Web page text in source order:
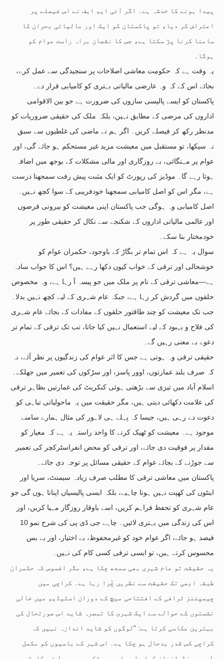
پیدا ہونے کا خدشہ ہے۔ اگر آئی ایم ایف نے اس فیصلے پر
اعتراض کر دیا، تو پاکستان کو ایک اور مالیاتی بحران کا
سامنا کرنا پڑ سکتا ہے، جس کا نقصان براہ راست عوام کو
ہوگا۔
یہ وقت ہے کہ حکومت معاشی اصلاحات پر سنجیدگی سے عمل کرے،
بجائے اس کے کہ وہ عارضی مالیاتی بہتری کو کامیابی قرار دے۔
پاکستان کو ایسے پالیسی سازوں کی ضرورت ہے جو بین الاقوامی
اداروں کی مرضی کے مطابق نہیں، بلکہ ملک کی حقیقی ضروریات کو
مدنظر رکھ کر فیصلے کریں۔ اگر ہم نے ماضی کی غلطیوں سے سبق
نہ سیکھا، تو مستقبل میں معیشت مزید غیر مستحکم ہو جائے گی، اور
عوام پر مہنگائی، بے روزگاری اور مالی مشکلات کے بوجھ میں اضافہ
ہوتا رہے گا۔ موڈیز کی رپورٹ کو ایک مثبت پیش رفت سمجھنا درست
ہے، مگر اس کو اصل کامیابی سمجھنا خودفریبی کے سوا کچھ نہیں۔
اصل کامیابی وہ ہوگی جب پاکستان اپنی معیشت کو بیرونی قرضوں
اور عالمی مالیاتی اداروں کے شکنجے سے نکال کر حقیقی طور پر
خودمختار بنا سکے۔
سوال یہ ہے کہ اس تمام تر بگاڑ کے باوجود، حکمران عوام کو
خوشحالی اور ترقی کے خواب کیوں دکھا رہے ہیں؟ اس کا جواب سادہ
ہے—معاشی ترقی کے نام پر ملک میں جو پیسہ آ رہا ہے، وہ مخصوص
حلقوں میں گردش کر رہا ہے، جبکہ عام شہری کے لیے کچھ نہیں بدلا۔
جب تک معیشت کو چند طاقتور حلقوں کے مفادات کے بجائے عام شہری
کی فلاح و بہبود کے لیے استعمال نہیں کیا جاتا، تب تک ترقی کے تمام تر
دعوے بے معنی رہیں گے۔
حقیقی ترقی وہ ہوتی ہے جس کا اثر عوام کی زندگیوں پر نظر آئے، نہ
کہ صرف بلند عمارتوں، اوور پاسز، اور سڑکوں کی تعمیر میں جھلکے۔
اسلام آباد میں تیزی سے بڑھتی ہوئی کنکریٹ کی عمارتیں بظاہر ترقی
کی علامت دکھائی دیتی ہیں، مگر حقیقت میں یہ ماحولیاتی تباہی کو
دعوت دے رہی ہیں، جیسا کہ پہلے ہی لاہور کی مثال ہمارے سامنے
موجود ہے۔ معیشت کو ٹھیک کرنے کا واحد راستہ یہ ہے کہ معیار کو
مقدار پر فوقیت دی جائے، اور ترقی کو محض انفراسٹرکچر کی تعمیر
سے جوڑنے کے بجائے عوام کے حقیقی مسائل پر توجہ دی جائے۔
پاکستان میں معاشی ترقی کا مطلب صرف زیادہ سیمنٹ، سریا اور
اینٹوں کی کھپت نہیں ہونا چاہیے، بلکہ ایسی پالیسیاں اپنانا ہوں گی جو
عام شہری کو تحفظ فراہم کریں، اسے باوقار روزگار مہیا کریں، اور
اس کی زندگی میں بہتری لائیں۔ چاہے جی ڈی پی کی شرح نمو 10
فیصد ہو جائے، اگر عوام خود کو غیرمحفوظ، بے اختیار، اور بے بس
محسوس کرتے ہیں، تو ایسی ترقی کسی کام کی نہیں۔
یہ حقیقت تو عام شہری بھی سمجھ چکا ہے، مگر افسوس کہ حکمران
طبقہ ابھی تک حقیقت سے نظریں چُرا رہا ہے۔ کراچی میں
چیمپئنز ٹرافی کے افتتاحی میچ کے دوران اسٹیڈیم میں خالی
نشستوں کے حوالے سے ایک شہری کا تبصرہ شاید اس صورتحال کی
بہترین عکاسی کرتا ہے: “لوگوں کو شاید اندازہ نہیں کہ
کراچی کس قدر بدحال ہو چکا ہے۔ اس شہر کے باسیوں کو مکمل